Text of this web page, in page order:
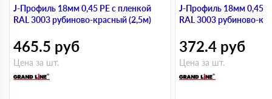
J-Профиль 18мм 0,45 PE с пленкой
RAL 3003 рубиново-красный (2,5м)
465.5 руб
Цена за шт.
J-Профиль 18мм 0,45
RAL 3003 рубиново-
372.4 руб
Цена за шт.